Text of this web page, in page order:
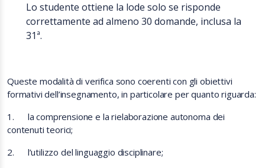
Lo studente ottiene la lode solo se risponde
correttamente ad almeno 30 domande, inclusa la
31ª.
Queste modalità di verifica sono coerenti con gli obiettivi
formativi dell’insegnamento, in particolare per quanto riguarda:
1.
la comprensione e la rielaborazione autonoma dei
contenuti teorici;
2.
l’utilizzo del linguaggio disciplinare;